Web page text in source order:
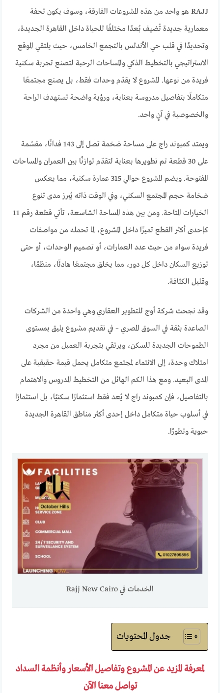
RAJJ هو واحد من هذه المشروعات الفارقة، وسوف يكون تحفة
معمارية جديدة تُضيف بُعدًا مختلفًا للحياة داخل القاهرة الجديدة،
وتحديدًا في قلب حي الأندلس بالتجمع الخامس، حيث يلتقي الموقع
الاستراتيجي بالتخطيط الذكي والمساحات الرحبة لتصنع تجربة سكنية
فريدة من نوعها. المشروع لا يقدّم وحدات فقط، بل يصنع مجتمعًا
متكاملًا بتفاصيل مدروسة بعناية، ورؤية واضحة تستهدف الراحة
والخصوصية في آنٍ واحد.
ويمتد كمبوند راج على مساحة ضخمة تصل إلى 143 فدانًا، مقسّمة
على 30 قطعة تم تطويرها بعناية لتقدّم توازنًا بين العمران والمساحات
المفتوحة. ويضم المشروع حوالي 315 عمارة سكنية، مما يعكس
ضخامة حجم المجتمع السكني، وفي الوقت ذاته يُبرز مدى تنوع
الخيارات المتاحة. ومن بين هذه المساحة الشاسعة، تأتي قطعة رقم 11
كإحدى أكثر القطع تميزًا داخل المشروع، لما تحمله من مواصفات
فريدة سواء من حيث عدد العمارات، أو تصميم الوحدات، أو حتى
توزيع السكان داخل كل دور، مما يخلق مجتمعًا هادئًا، منظمًا،
وقليل الكثافة.
وقد نجحت شركة أوج للتطوير العقاري وهي واحدة من الشركات
الصاعدة بثقة في السوق المصري – في تقديم مشروع يليق بمستوى
الطموحات الجديدة للسكن، ويرتقي بتجربة العميل من مجرد
امتلاك وحدة، إلى الانتماء لمجتمع متكامل يحمل قيمة حقيقية على
المدى البعيد. ومع هذا الكم الهائل من التخطيط المدروس والاهتمام
بالتفاصيل، فإن كمبوند راج لا يُعد فقط استثمارًا سكنيًا، بل استثمارًا
في أسلوب حياة متكامل داخل إحدى أكثر مناطق القاهرة الجديدة
حيوية وتطورًا.
الخدمات في Rajj New Cairo
جدول المحتويات
لمعرفة المزيد عن المشروع وتفاصيل الأسعار وأنظمة السداد
تواصل معنا الآن